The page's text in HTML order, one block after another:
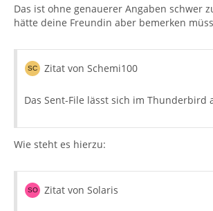
Das ist ohne genauerer Angaben schwer
hätte deine Freundin aber bemerken
Zitat von Schemi100
Das Sent-File lässt sich im Thunderbird
Wie steht es hierzu:
Zitat von Solaris